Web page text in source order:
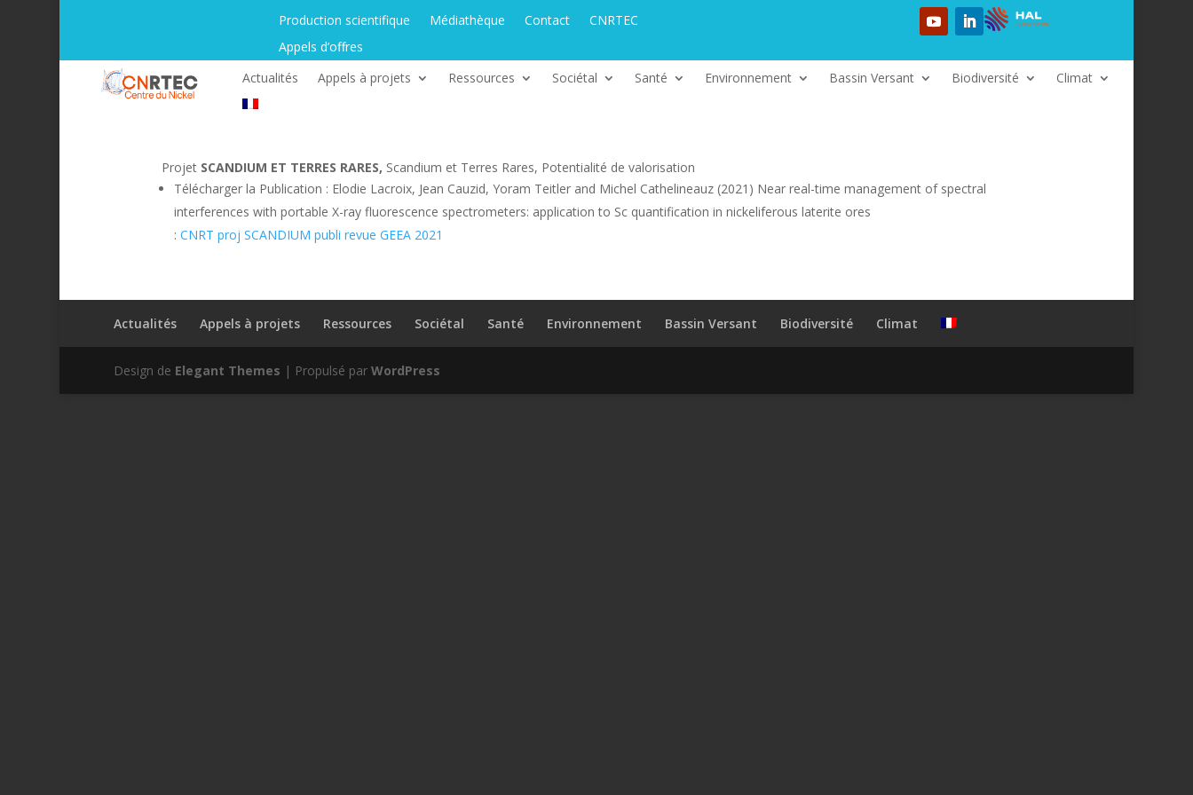
Production scientifique Médiathèque Contact
CNRTEC
Appels d’offres
Actualités
Appels à projets Ressources Sociétal Santé Environnement Bassin Versant Biodiversité Climat
Projet SCANDIUM ET TERRES RARES, Scandium et Terres Rares, Potentialité de valorisation
Télécharger la Publication : Elodie Lacroix, Jean Cauzid, Yoram Teitler and Michel Cathelineauz (2021) Near real-time management of spectral
interferences with portable X-ray fluorescence spectrometers: application to Sc quantification in nickeliferous laterite ores
:CNRT proj SCANDIUM publi revue GEEA 2021
Actualités Appels à projets Ressources Sociétal Santé Environnement Bassin Versant Biodiversité Climat
Design de Elegant Themes | Propulsé par WordPress